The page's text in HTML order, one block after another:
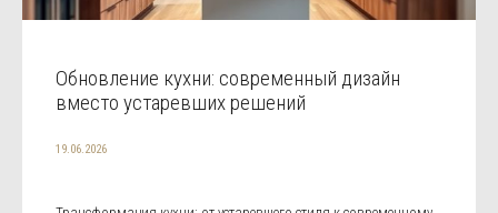
Обновление кухни: современный дизайн
вместо устаревших решений
19.06.2026